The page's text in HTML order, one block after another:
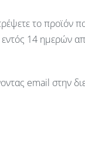
το προϊόν
εντός 14 ημερών
email στην